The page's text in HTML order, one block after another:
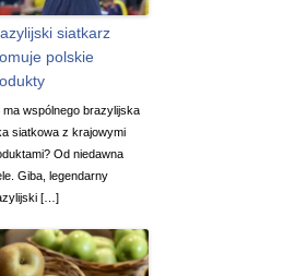
siatkarz
polskie
ma wspólnego brazylijska
siatkowa z krajowymi
Od niedawna
Giba, legendarny
[…]